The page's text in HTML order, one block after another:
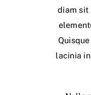
diam sit
lacinia